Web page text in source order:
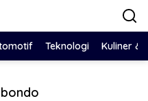
Teknologi Kuliner &